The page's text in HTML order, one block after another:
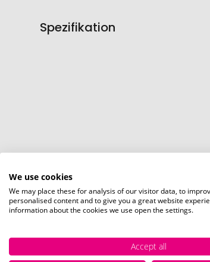
Spezifikation
We use cookies
We may place these for analysis of our visitor data, to
personalised content and to give you a great website
information about the cookies we use open the settings.
Accept all